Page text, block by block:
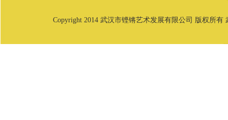
Copyright 2014 武汉市铿锵艺术发展有限公司 版权所